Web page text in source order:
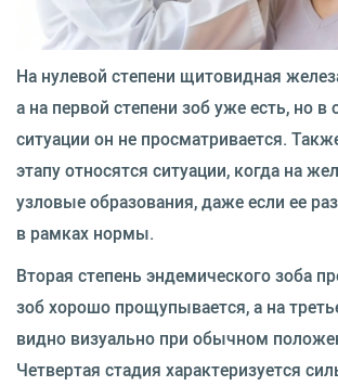
На нулевой степени щитовидная
а на первой степени зоб уже есть, но в
ситуации он не просматривается.
этапу относятся ситуации, когда на
узловые образования, даже если ее
в рамках нормы.
Вторая степень эндемического зоба
зоб хорошо прощупывается, а на
видно визуально при обычном
Четвертая стадия характеризуется